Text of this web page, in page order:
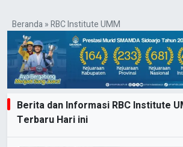
Beranda»RBC Institute UMM
Berita dan Informasi RBC Institute
Terbaru Hari ini